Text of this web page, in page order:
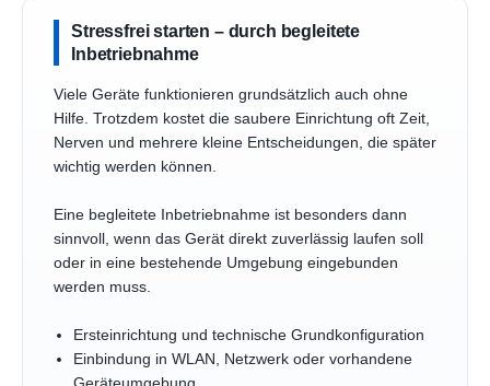
Stressfrei starten – durch begleitete
Inbetriebnahme
Viele Geräte funktionieren grundsätzlich auch ohne
Hilfe. Trotzdem kostet die saubere Einrichtung oft Zeit,
Nerven und mehrere kleine Entscheidungen, die später
wichtig werden können.
Eine begleitete Inbetriebnahme ist besonders dann
sinnvoll, wenn das Gerät direkt zuverlässig laufen soll
oder in eine bestehende Umgebung eingebunden
werden muss.
Ersteinrichtung und technische Grundkonfiguration
Einbindung in WLAN, Netzwerk oder vorhandene